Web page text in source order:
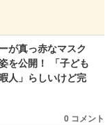
が真っ赤なマスク
を公開！ 「子ども
人」らしいけど完
0 コメント